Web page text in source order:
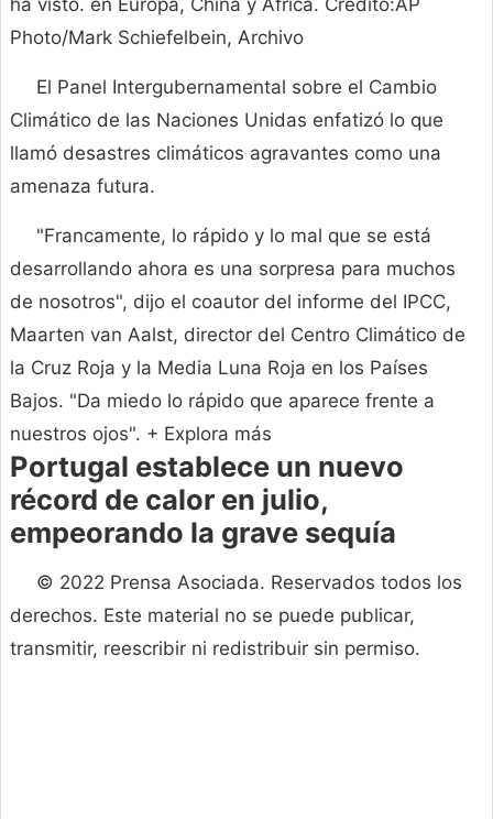
Photo/Mark Schiefelbein, Archivo
El Panel Intergubernamental sobre el Cambio
Climático de las Naciones Unidas enfatizó lo que
llamó desastres climáticos agravantes como una
amenaza futura.
"Francamente, lo rápido y lo mal que se está
desarrollando ahora es una sorpresa para muchos
de nosotros", dijo el coautor del informe del IPCC,
Maarten van Aalst, director del Centro Climático de
la Cruz Roja y la Media Luna Roja en los Países
Bajos. "Da miedo lo rápido que aparece frente a
nuestros ojos". + Explora más
Portugal establece un nuevo
récord de calor en julio,
empeorando la grave sequía
© 2022 Prensa Asociada. Reservados todos los
derechos. Este material no se puede publicar,
transmitir, reescribir ni redistribuir sin permiso.